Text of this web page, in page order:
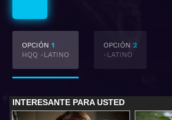
OPCIÓN 1
HQQ -LATINO
OPCIÓN 2
-LATINO